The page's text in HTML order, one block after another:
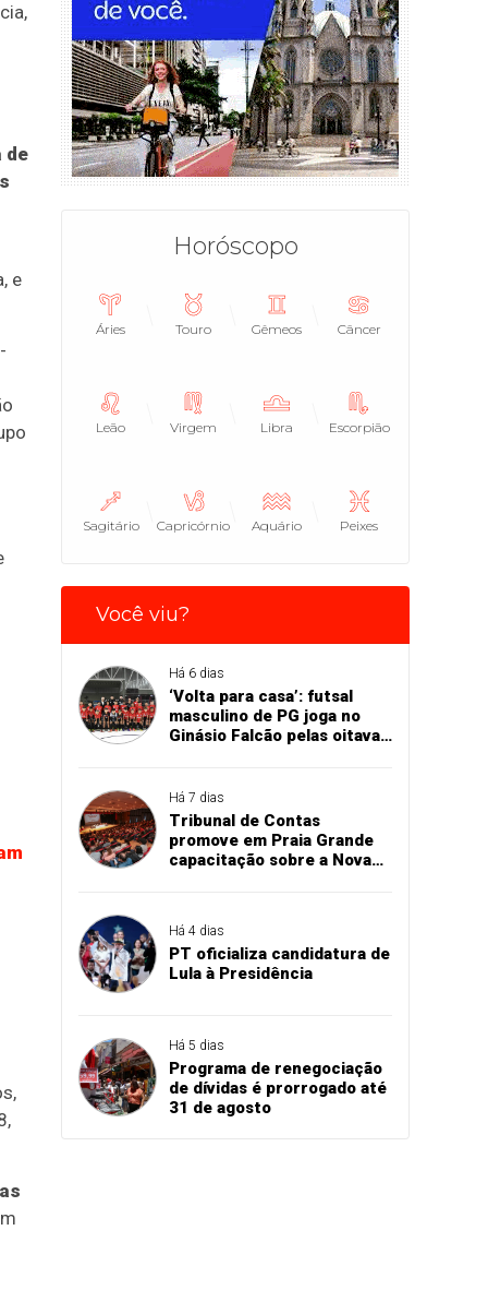
de
e
Horóscopo
Áries Touro Gêmeos Câncer
Leão Virgem Libra Escorpião
Sagitário Capricórnio Aquário Peixes
Você viu?
Há 6 dias
‘Volta para casa’: futsal
masculino de PG joga no
Ginásio Falcão pelas oitavas
Há 7 dias
Tribunal de Contas
promove em Praia Grande
capacitação sobre a Nova
Há 4 dias
PT oficializa candidatura de
Lula à Presidência
Há 5 dias
Programa de renegociação
de dívidas é prorrogado até
31 de agosto